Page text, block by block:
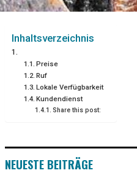
Inhaltsverzeichnis
Preise
Ruf
Lokale Verfügbarkeit
Kundendienst
Share this post:
NEUESTE BEITRÄGE